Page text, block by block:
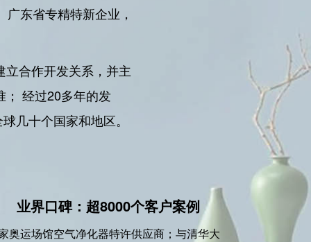
东省专精特新企业，
合作开发关系，并主
； 经过20多年的发
几十个国家和地区。
业界口碑：超8000个客户案例
奥运场馆空气净化器特许供应商；与清华大